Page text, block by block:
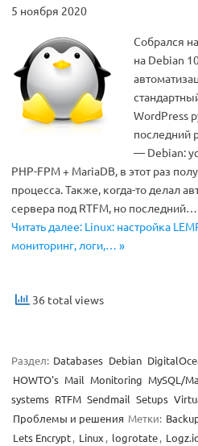
5 ноября 2020
Собрался
на Debian
WordPress
последний
— Debian:
PHP-FPM + MariaDB, в этот раз
процесса. Также, когда-то делал
сервера под RTFM, но последний…
Читать далее: Linux: настройка
мониторинг, логи,… »
36 total views
Раздел: Databases Debian
HOWTO's Mail Monitoring MySQL/
systems RTFM Sendmail Setups
Проблемы и решения Метки:
Lets Encrypt, Linux , logrotate,